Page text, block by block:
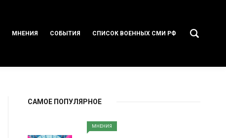
МНЕНИЯ СОБЫТИЯ СПИСОК ВОЕННЫХ СМИ РФ
САМОЕ ПОПУЛЯРНОЕ
МНЕНИЯ